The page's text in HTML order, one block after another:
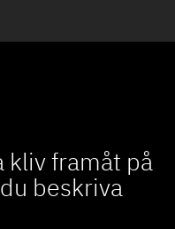
kliv framåt på
beskriva